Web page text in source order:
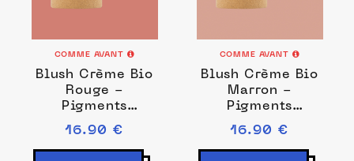
COMME AVANT
Blush Crème Bio
Rouge -
Pigments
Minéraux
Naturels -
Fabrication
16.90 €
COMME AVANT
Blush Crème Bio
Marron -
Pigments
Minéraux
Naturels -
Fabrication
16.90 €